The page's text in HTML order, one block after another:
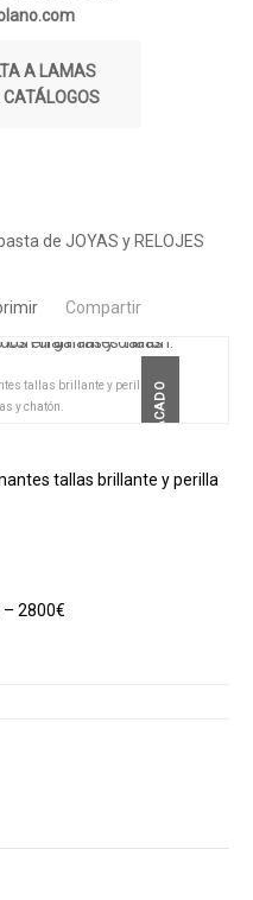
A LAMAS
CATÁLOGOS
de JOYAS y RELOJES
Compartir
DESTACADO
tallas brillante y perilla
y chatón.
tallas brillante y perilla
– 2800€